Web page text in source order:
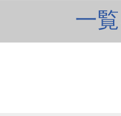
一